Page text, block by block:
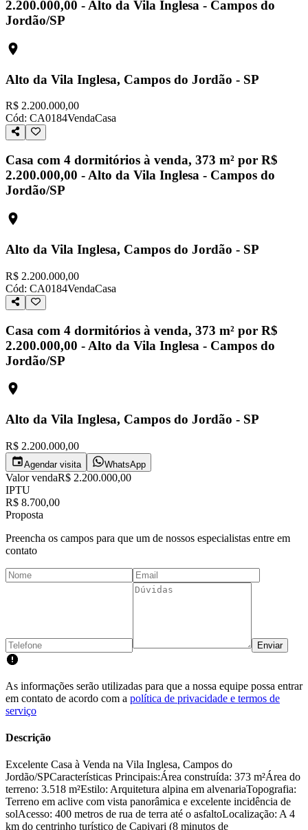
2.200.000,00 - Alto da Vila Inglesa - Campos do
Jordão/SP
Alto da Vila Inglesa, Campos do Jordão - SP
R$ 2.200.000,00
Cód: CA0184VendaCasa
Casa com 4 dormitórios à venda, 373 m² por R$
2.200.000,00 - Alto da Vila Inglesa - Campos do
Jordão/SP
Alto da Vila Inglesa, Campos do Jordão - SP
R$ 2.200.000,00
Cód: CA0184VendaCasa
Casa com 4 dormitórios à venda, 373 m² por R$
2.200.000,00 - Alto da Vila Inglesa - Campos do
Jordão/SP
Alto da Vila Inglesa, Campos do Jordão - SP
R$ 2.200.000,00
Agendar visita WhatsApp
Valor vendaR$ 2.200.000,00
IPTU
R$ 8.700,00
Proposta
Preencha os campos para que um de nossos especialistas entre em
contato
Enviar
As informações serão utilizadas para que a nossa equipe possa entrar
em contato de acordo com a política de privacidade e termos de
serviço
Descrição
Excelente Casa à Venda na Vila Inglesa, Campos do
Jordão/SPCaracterísticas Principais:Área construída: 373 m²Área do
terreno: 3.518 m²Estilo: Arquitetura alpina em alvenariaTopografia:
Terreno em aclive com vista panorâmica e excelente incidência de
solAcesso: 400 metros de rua de terra até o asfaltoLocalização: A 4
km do centrinho turístico de Capivari (8 minutos de